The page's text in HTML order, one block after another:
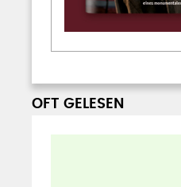
OFT GELESEN